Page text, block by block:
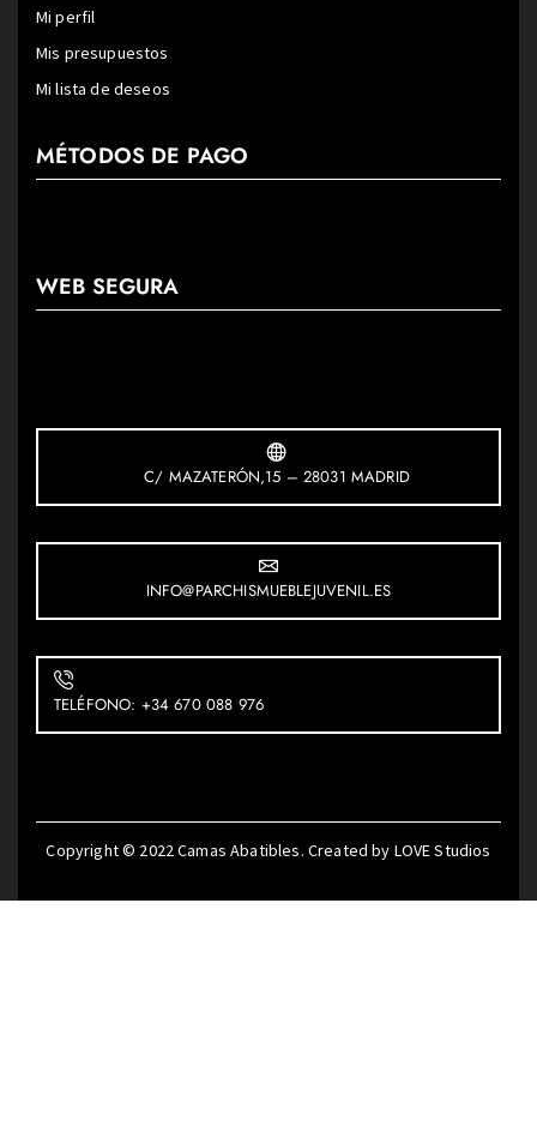
Mi perfil
Mis presupuestos
Mi lista de deseos
MÉTODOS DE PAGO
WEB SEGURA
C/ MAZATERÓN,15 – 28031 MADRID
INFO@PARCHISMUEBLEJUVENIL.ES
TELÉFONO: +34 670 088 976
Copyright © 2022Camas Abatibles. Created by LOVE Studios